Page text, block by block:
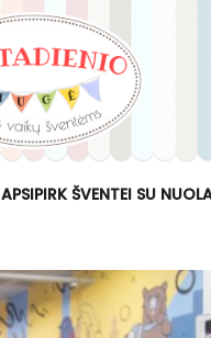
APSIPIRK ŠVENTEI SU